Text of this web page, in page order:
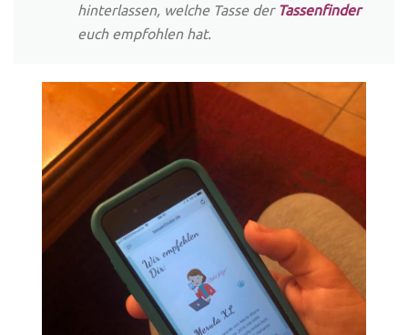
hinterlassen, welche Tasse der Tassenfinder
euch empfohlen hat.